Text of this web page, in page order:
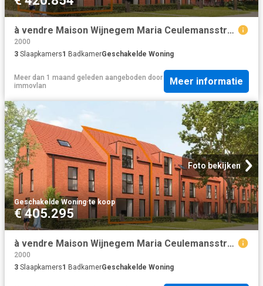
à vendre Maison Wijnegem Maria Ceulemansstraat
2000
3 Slaapkamers1 BadkamerGeschakelde Woning
Meer dan 1 maand geleden aangeboden door
immovlan
Meer informatie
Foto bekijken
Geschakelde Woning·te koop
€ 405.295
à vendre Maison Wijnegem Maria Ceulemansstraat
2000
3 Slaapkamers1 BadkamerGeschakelde Woning